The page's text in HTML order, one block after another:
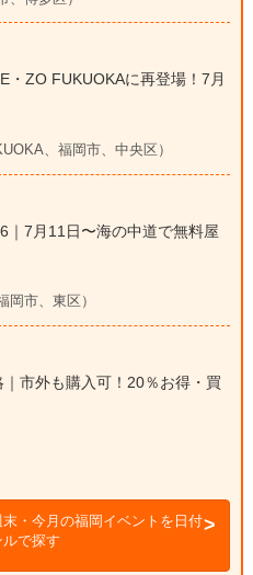
・ZO FUKUOKAに再登場！7月
、福岡市、中央区）
｜7月11日〜海の中道で無料屋
市、東区）
市外も購入可！20％お得・買
・今月の福岡イベントを日付
で探す